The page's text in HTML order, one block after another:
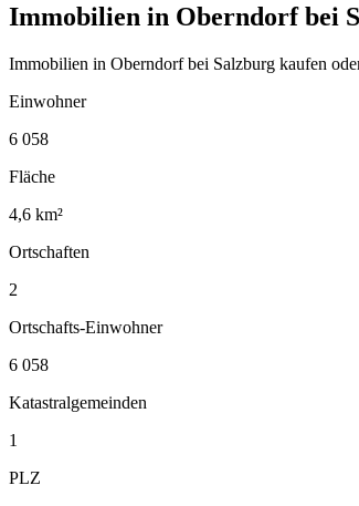
Immobilien in Oberndorf bei
Immobilien in Oberndorf bei Salzburg kaufen
Einwohner
6 058
Fläche
4,6 km²
Ortschaften
2
Ortschafts-Einwohner
6 058
Katastralgemeinden
1
PLZ